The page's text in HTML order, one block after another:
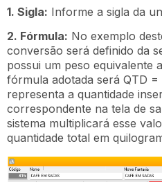
1. Sigla: Informe a sigla da
2. Fórmula: No exemplo
conversão será definido da
possui um peso equivalente
fórmula adotada será QTD
representa a quantidade
correspondente na tela de
sistema multiplicará esse
quantidade total em